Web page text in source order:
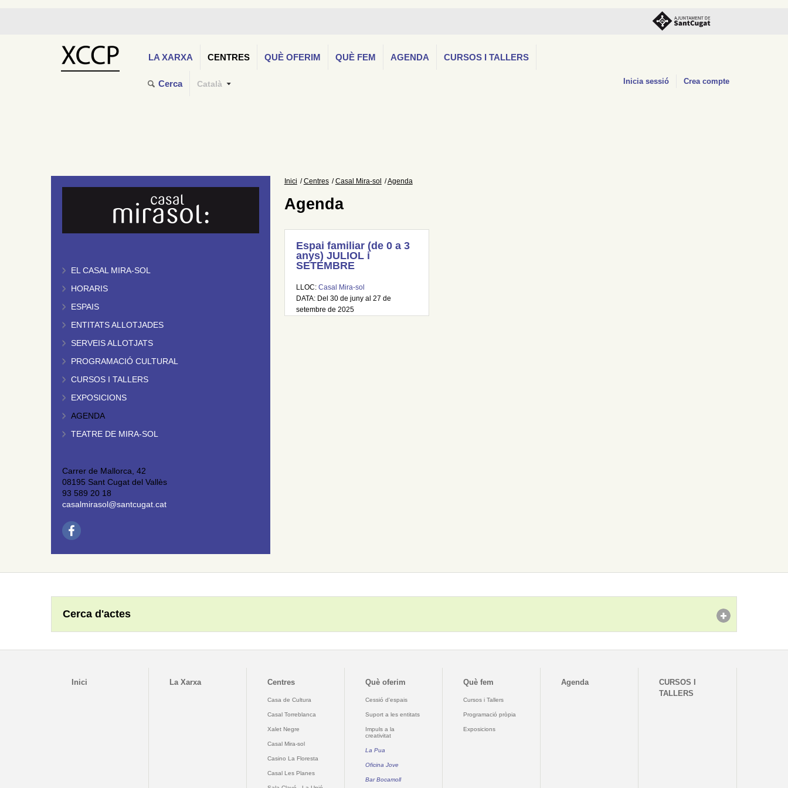
LA XARXA CENTRES QUÈ OFERIM QUÈ FEM AGENDA CURSOS I TALLERS
Cerca Català Inicia sessió Crea compte
EL CASAL MIRA-SOL
HORARIS
ESPAIS
ENTITATS ALLOTJADES
SERVEIS ALLOTJATS
PROGRAMACIÓ CULTURAL
CURSOS I TALLERS
EXPOSICIONS
AGENDA
TEATRE DE MIRA-SOL
Carrer de Mallorca, 42
08195 Sant Cugat del Vallès
93 589 20 18
casalmirasol@santcugat.cat
Inici Centres Casal Mira-sol Agenda
Agenda
Espai familiar (de 0 a 3
anys) JULIOL i
SETEMBRE
LLOC: Casal Mira-sol
DATA: Del 30 de juny al 27 de
setembre de 2025
Cerca d'actes
Inici La Xarxa Centres
Casa de Cultura
Casal Torreblanca
Xalet Negre
Casal Mira-sol
Casino La Floresta
Casal Les Planes
Què oferim
Cessió d'espais
Suport a les entitats
Impuls a la
creativitat
La Pua
Oficina Jove
Bar Bocamoll
Què fem
Cursos i Tallers
Programació pròpia
Exposicions
Agenda
CURSOS I
TALLERS